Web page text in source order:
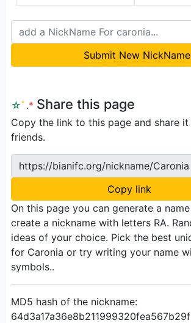
Submit New NickName
☆ﾟ .* Share this page
Copy the link to this page and share
friends.
https://bianifc.org/nickname/Caronia
Copy link
On this page you can generate a
create a nickname with letters RA.
ideas of your choice. Pick the best
for Caronia or try writing your name
symbols..
MD5 hash of the nickname:
64d3a17a36e8b211999320fea567b29f